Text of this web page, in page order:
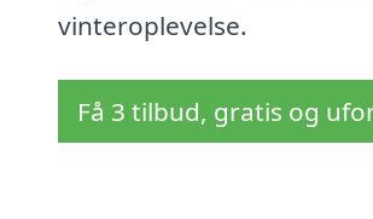
vinteroplevelse.
Få 3 tilbud, gratis og